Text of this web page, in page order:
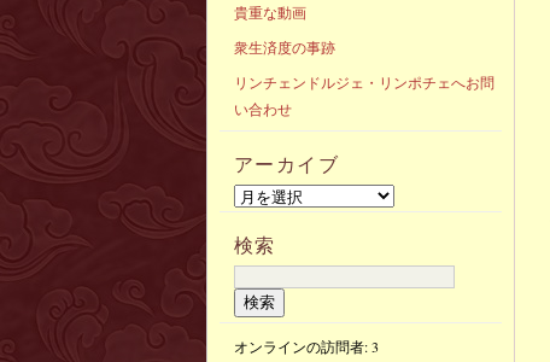
貴重な動画
衆生済度の事跡
リンチェンドルジェ・リンポチェへお問
い合わせ
アーカイブ
検索
オンラインの訪問者: 3